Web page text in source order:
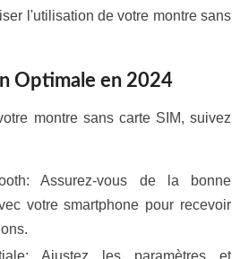
l'utilisation de votre montre sans
Optimale en 2024
montre sans carte SIM, suivez
Assurez-vous de la bonne
votre smartphone pour recevoir
Ajustez les paramètres et